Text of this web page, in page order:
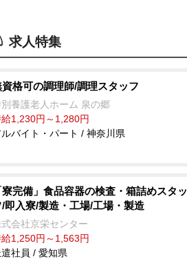
求人特集
資格可の調理師/調理スタッフ
養護老人ホーム 泉の郷
1,230円～1,280円
ルバイト・パート / 神奈川県
寮完備」食品容器の検査・箱詰めスタッ
/即入寮/製造・工場/工場・製造
会社京栄センター
1,250円～1,563円
社員 / 愛知県